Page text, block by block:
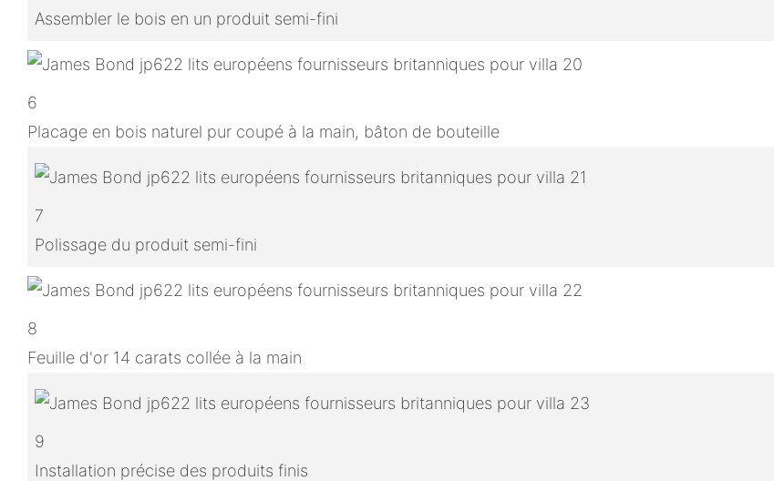
Assembler le bois en un produit semi-fini
6
Placage en bois naturel pur coupé à la main, bâton de bouteille
7
Polissage du produit semi-fini
8
Feuille d'or 14 carats collée à la main
9
Installation précise des produits finis